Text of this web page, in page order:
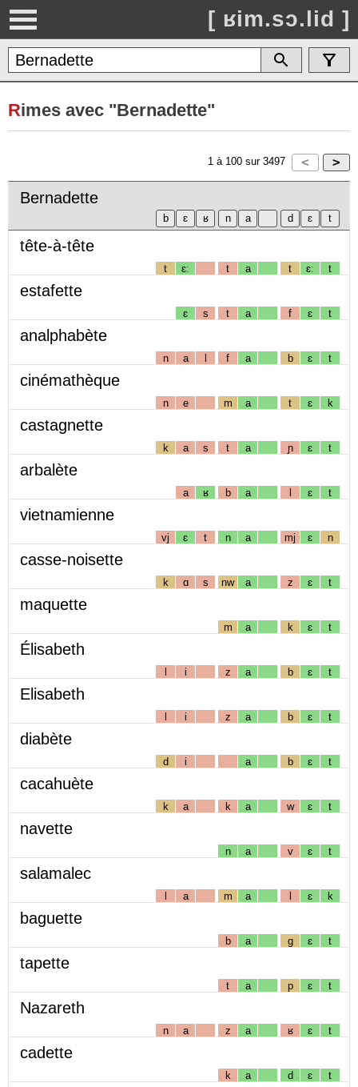
[ ʁim.sɔ.lid ]
Rimes avec "Bernadette"
1 à 100 sur 3497
Bernadette
tête-à-tête
t ɛː t a t ɛː t
estafette
ɛ s t a f ɛ t
analphabète
n a l f a b ɛ t
cinémathèque
n e m a t ɛ k
castagnette
k a s t a ɲ ɛ t
arbalète
a ʁ b a l ɛ t
vietnamienne
vj ɛ t n a mj ɛ n
casse-noisette
k ɑ s nw a z ɛ t
maquette
m a k ɛ t
Élisabeth
l i z a b ɛ t
Elisabeth
l i z a b ɛ t
diabète
d i a b ɛ t
cacahuète
k a k a w ɛ t
navette
n a v ɛ t
salamalec
l a m a l ɛ k
baguette
b a g ɛ t
tapette
t a p ɛ t
Nazareth
n a z a ʁ ɛ t
cadette
k a d ɛ t